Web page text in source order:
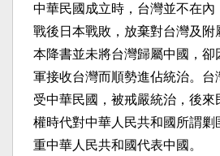
中華民國成立時，台灣並不在內
戰後日本戰敗，放棄對台灣及附
本降書並未將台灣歸屬中國，卻
軍接收台灣而順勢進佔統治。台
受中華民國，被戒嚴統治，後來
權時代對中華人民共和國所謂剿
重中華人民共和國代表中國。